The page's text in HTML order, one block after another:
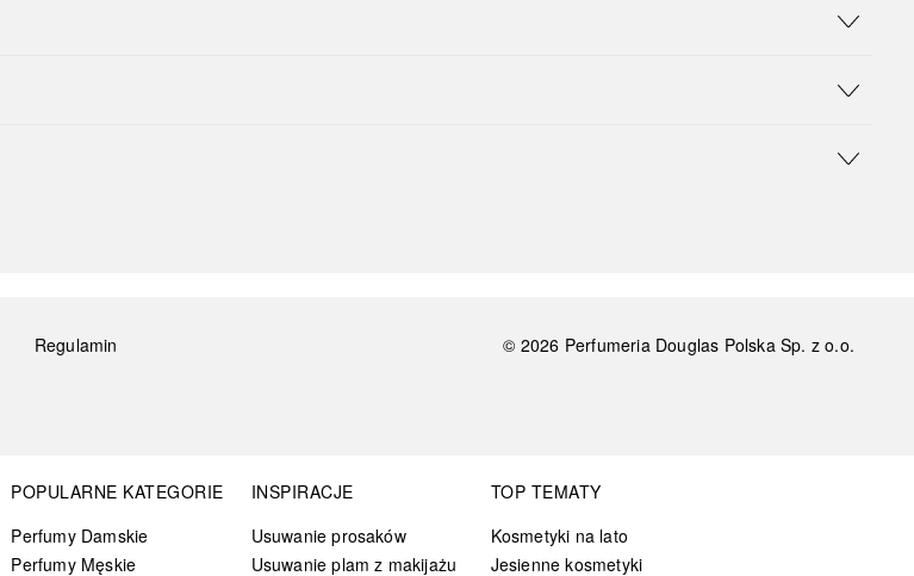
Regulamin
© 2026 Perfumeria Douglas Polska Sp. z o.o.
POPULARNE KATEGORIE
Perfumy Damskie
Perfumy Męskie
INSPIRACJE
Usuwanie prosaków
Usuwanie plam z makijażu
TOP TEMATY
Kosmetyki na lato
Jesienne kosmetyki